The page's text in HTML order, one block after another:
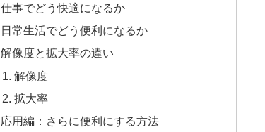
仕事でどう快適になるか
日常生活でどう便利になるか
解像度と拡大率の違い
解像度
拡大率
応用編：さらに便利にする方法